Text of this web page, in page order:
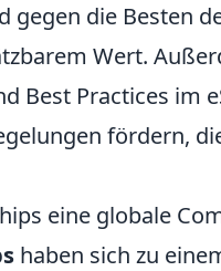
gegen die Besten
Wert.
Best Practices im
fördern,
eine globale
haben sich zu